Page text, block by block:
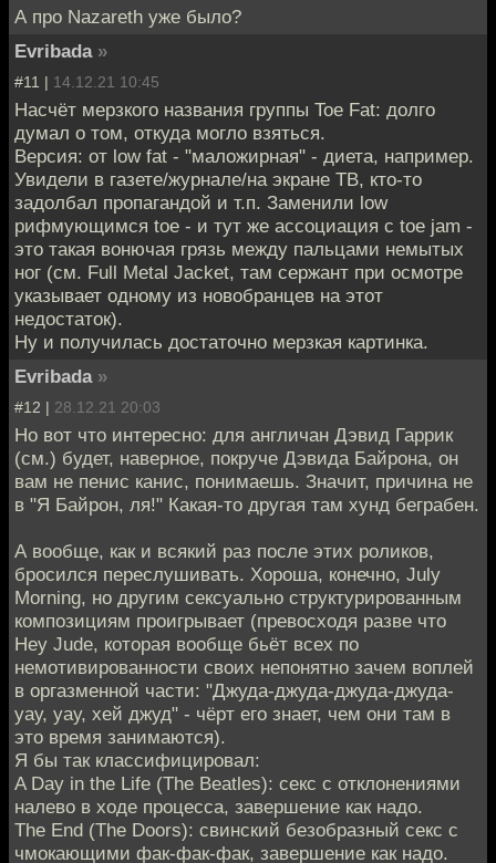
А про Nazareth уже было?
Evribada »
#11 | 14.12.21 10:45
Насчёт мерзкого названия группы Toe Fat: долго
думал о том, откуда могло взяться.
Версия: от low fat - "маложирная" - диета, например.
Увидели в газете/журнале/на экране ТВ, кто-то
задолбал пропагандой и т.п. Заменили low
рифмующимся toe - и тут же ассоциация с toe jam -
это такая вонючая грязь между пальцами немытых
ног (см. Full Metal Jacket, там сержант при осмотре
указывает одному из новобранцев на этот
недостаток).
Ну и получилась достаточно мерзкая картинка.
Evribada »
#12 | 28.12.21 20:03
Но вот что интересно: для англичан Дэвид Гаррик
(см.) будет, наверное, покруче Дэвида Байрона, он
вам не пенис канис, понимаешь. Значит, причина не
в "Я Байрон, ля!" Какая-то другая там хунд беграбен.
А вообще, как и всякий раз после этих роликов,
бросился переслушивать. Хороша, конечно, July
Morning, но другим сексуально структурированным
композициям проигрывает (превосходя разве что
Hey Jude, которая вообще бьёт всех по
немотивированности своих непонятно зачем воплей
в оргазменной части: "Джуда-джуда-джуда-джуда-
уау, уау, хей джуд" - чёрт его знает, чем они там в
это время занимаются).
Я бы так классифицировал:
A Day in the Life (The Beatles): секс с отклонениями
налево в ходе процесса, завершение как надо.
The End (The Doors): свинский безобразный секс с
чмокающими фак-фак-фак, завершение как надо.